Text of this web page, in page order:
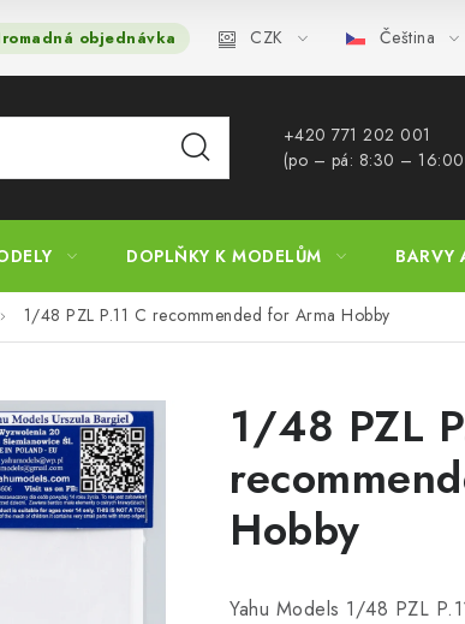
Reklamační řád Velkoobchod (B2B) FAQ
objednávka CZK Čeština
+420 771 202 001​
(po – pá: 8:30 –
DOPLŇKY K MODELŮM BARVY
1/48 PZL P.11 C recommended for Arma Hobby
1/48 PZL
Hobby
Yahu Models 1/48 PZL